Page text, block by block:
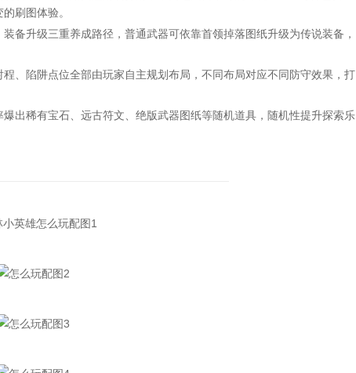
刷图体验。
升级三重养成路径，普通武器可依靠首领掉落图纸升级为传说装备，
陷阱点位全部由玩家自主规划布局，不同布局对应不同防守效果，打
稀有宝石、远古符文、绝版武器图纸等随机道具，随机性提升探索乐